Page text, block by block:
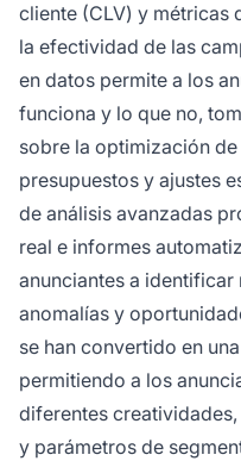
cliente (CLV) y métricas
la efectividad de las
en datos permite a los
funciona y lo que no,
sobre la optimización
presupuestos y ajustes
de análisis avanzadas
real e informes
anunciantes a
anomalías y
se han convertido en
permitiendo a los
diferentes
y parámetros de